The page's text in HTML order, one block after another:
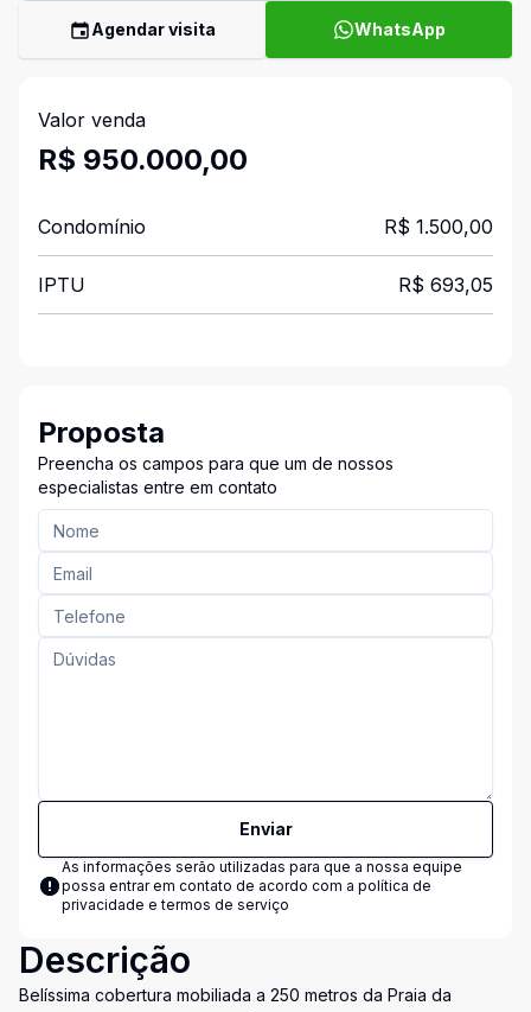
Agendar visita WhatsApp
Valor venda
R$ 950.000,00
Condomínio R$ 1.500,00
IPTU R$ 693,05
Proposta
Preencha os campos para que um de nossos
especialistas entre em contato
Enviar
As informações serão utilizadas para que a nossa equipe
possa entrar em contato de acordo com a política de
privacidade e termos de serviço
Descrição
Belíssima cobertura mobiliada a 250 metros da Praia da